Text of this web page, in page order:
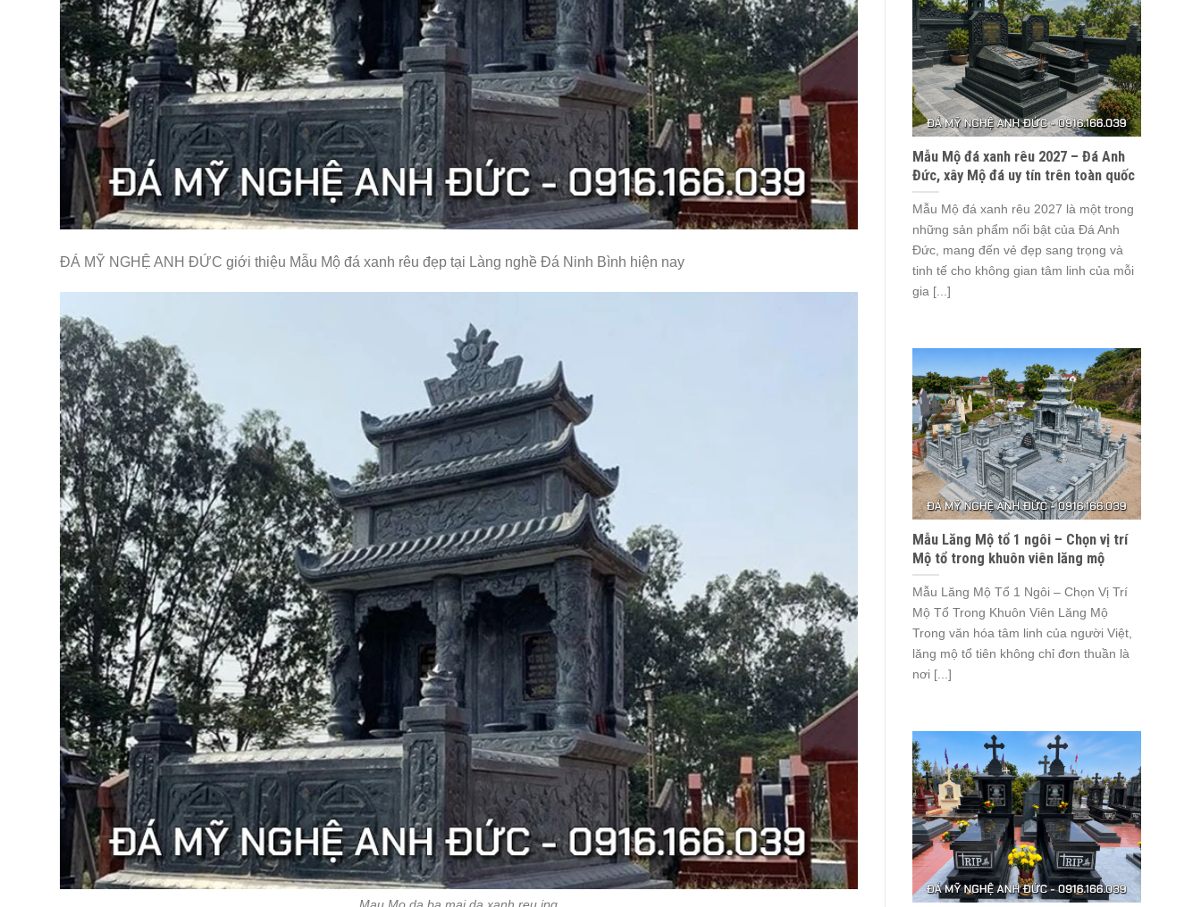
ĐÁ MỸ NGHỆ ANH ĐỨC giới thiệu Mẫu Mộ đá xanh rêu đẹp tại Làng nghề Đá Ninh Bình hiện nay
Mẫu Mộ đá xanh rêu 2027 – Đá Anh
Đức, xây Mộ đá uy tín trên toàn quốc
Mẫu Mộ đá xanh rêu 2027 là một trong
những sản phẩm nổi bật của Đá Anh
Đức, mang đến vẻ đẹp sang trọng và
tinh tế cho không gian tâm linh của mỗi
gia [...]
Mẫu Lăng Mộ tổ 1 ngôi – Chọn vị trí
Mộ tổ trong khuôn viên lăng mộ
Mẫu Lăng Mộ Tổ 1 Ngôi – Chọn Vị Trí
Mộ Tổ Trong Khuôn Viên Lăng Mộ
Trong văn hóa tâm linh của người Việt,
lăng mộ tổ tiên không chỉ đơn thuần là
nơi [...]